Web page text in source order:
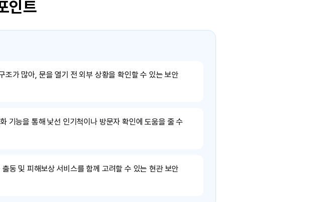
인트
조가 많아, 문을 열기 전 외부 상황을 확인할 수 있는 보안
기능을 통해 낯선 인기척이나 방문자 확인에 도움을 줄 수
동 및 피해보상 서비스를 함께 고려할 수 있는 현관 보안